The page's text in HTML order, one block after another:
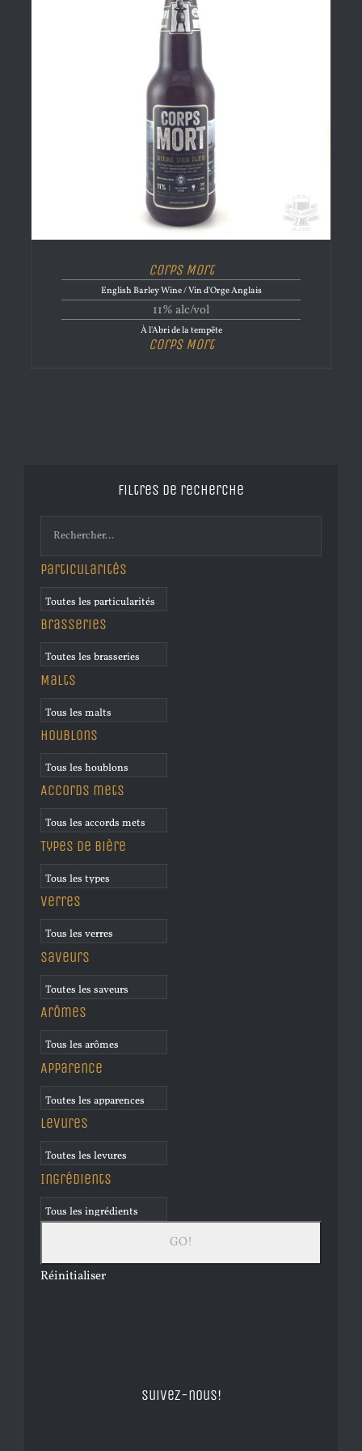
Corps Mort
English Barley Wine / Vin d'Orge Anglais
11% alc/vol
À l'Abri de la tempête
Corps Mort
Filtres de recherche
Particularités
Brasseries
Malts
Houblons
Accords mets
Types de bière
Verres
Saveurs
Arômes
Apparence
Levures
Ingrédients
Réinitialiser
Suivez-nous!